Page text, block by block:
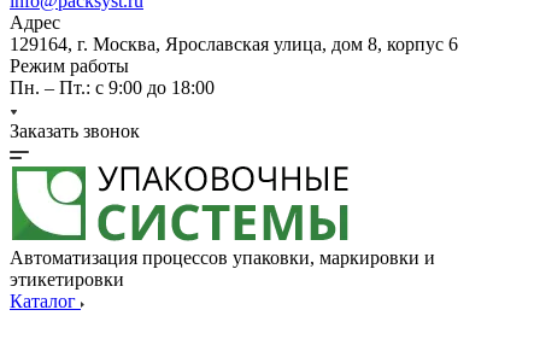
Адрес
129164, г. Москва, Ярославская улица, дом 8, корпус 6
Режим работы
Пн. – Пт.: с 9:00 до 18:00
Заказать звонок
Автоматизация процессов упаковки, маркировки и
этикетировки
Каталог